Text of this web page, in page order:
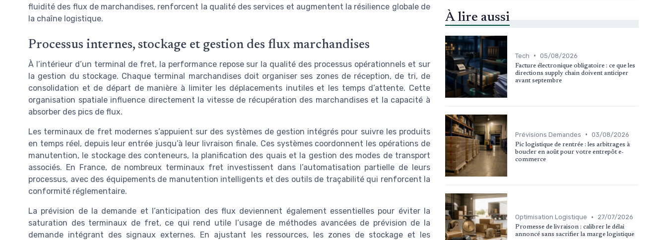
fluidité des flux de marchandises, renforcent la qualité des services et augmentent la résilience globale de
la chaîne logistique.
Processus internes, stockage et gestion des flux marchandises
À l’intérieur d’un terminal de fret, la performance repose sur la qualité des processus opérationnels et sur
la gestion du stockage. Chaque terminal marchandises doit organiser ses zones de réception, de tri, de
consolidation et de départ de manière à limiter les déplacements inutiles et les temps d’attente. Cette
organisation spatiale influence directement la vitesse de récupération des marchandises et la capacité à
absorber des pics de flux.
Les terminaux de fret modernes s’appuient sur des systèmes de gestion intégrés pour suivre les produits
en temps réel, depuis leur entrée jusqu’à leur livraison finale. Ces systèmes coordonnent les opérations de
manutention, le stockage des conteneurs, la planification des quais et la gestion des modes de transport
associés. En France, de nombreux terminaux fret investissent dans l’automatisation partielle de leurs
processus, avec des équipements de manutention intelligents et des outils de traçabilité qui renforcent la
conformité réglementaire.
La prévision de la demande et l’anticipation des flux deviennent également essentielles pour éviter la
saturation des terminaux de fret, ce qui rend utile l’usage de méthodes avancées de prévision de la
demande intégrant des signaux externes. En ajustant les ressources, les zones de stockage et les
À lire aussi
Tech • 05/08/2026
Facture électronique obligatoire : ce que les
directions supply chain doivent anticiper
avant septembre
Prévisions Demandes • 03/08/2026
Pic logistique de rentrée : les arbitrages à
boucler en août pour votre entrepôt e-
commerce
Optimisation Logistique • 27/07/2026
Promesse de livraison : calibrer le délai
annoncé sans sacrifier la marge logistique